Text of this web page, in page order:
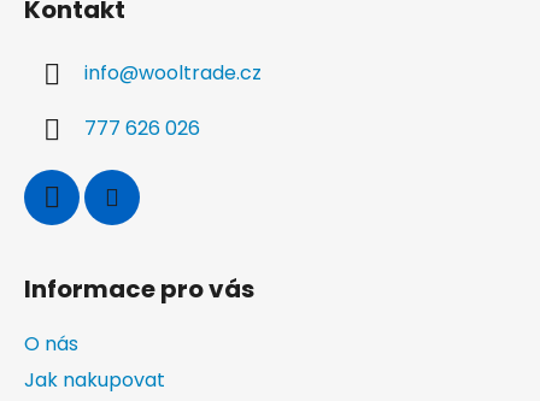
Kontakt
info@wooltrade.cz
777 626 026
Informace pro vás
O nás
Jak nakupovat